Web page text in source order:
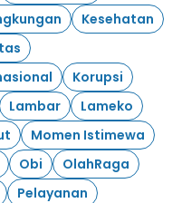
Kesehatan
Korupsi
Lambar
Lameko
Momen Istimewa
Obi
OlahRaga
Pelayanan